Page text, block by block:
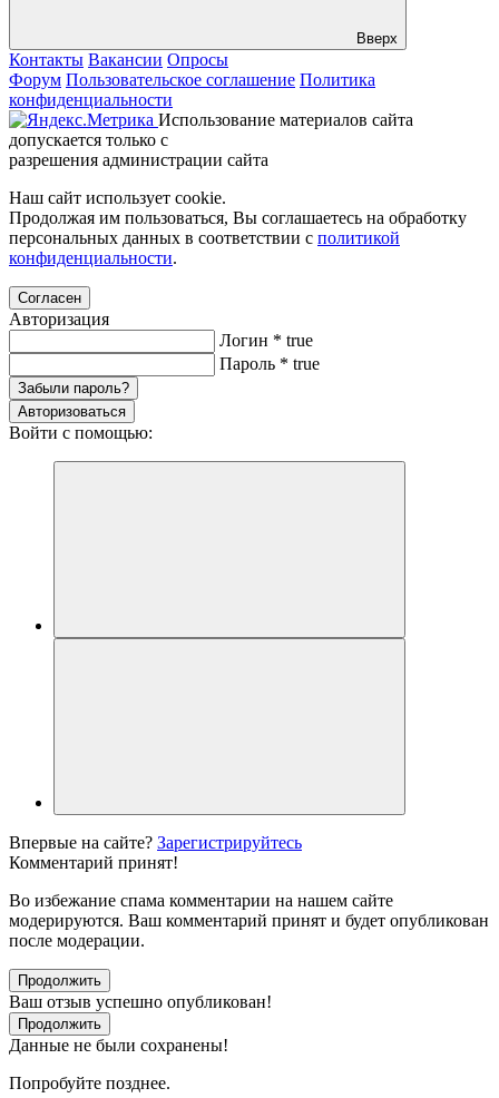
Вверх
Контакты Вакансии Опросы
Форум Пользовательское соглашение Политика
конфиденциальности
Использование материалов сайта
допускается только с
разрешения администрации сайта
Наш сайт использует cookie.
Продолжая им пользоваться, Вы соглашаетесь на обработку
персональных данных в соответствии с политикой
конфиденциальности.
Согласен
Авторизация
Логин * true
Пароль * true
Забыли пароль?
Авторизоваться
Войти с помощью:
Впервые на сайте? Зарегистрируйтесь
Комментарий принят!
Во избежание спама комментарии на нашем сайте
модерируются. Ваш комментарий принят и будет опубликован
после модерации.
Продолжить
Ваш отзыв успешно опубликован!
Продолжить
Данные не были сохранены!
Попробуйте позднее.